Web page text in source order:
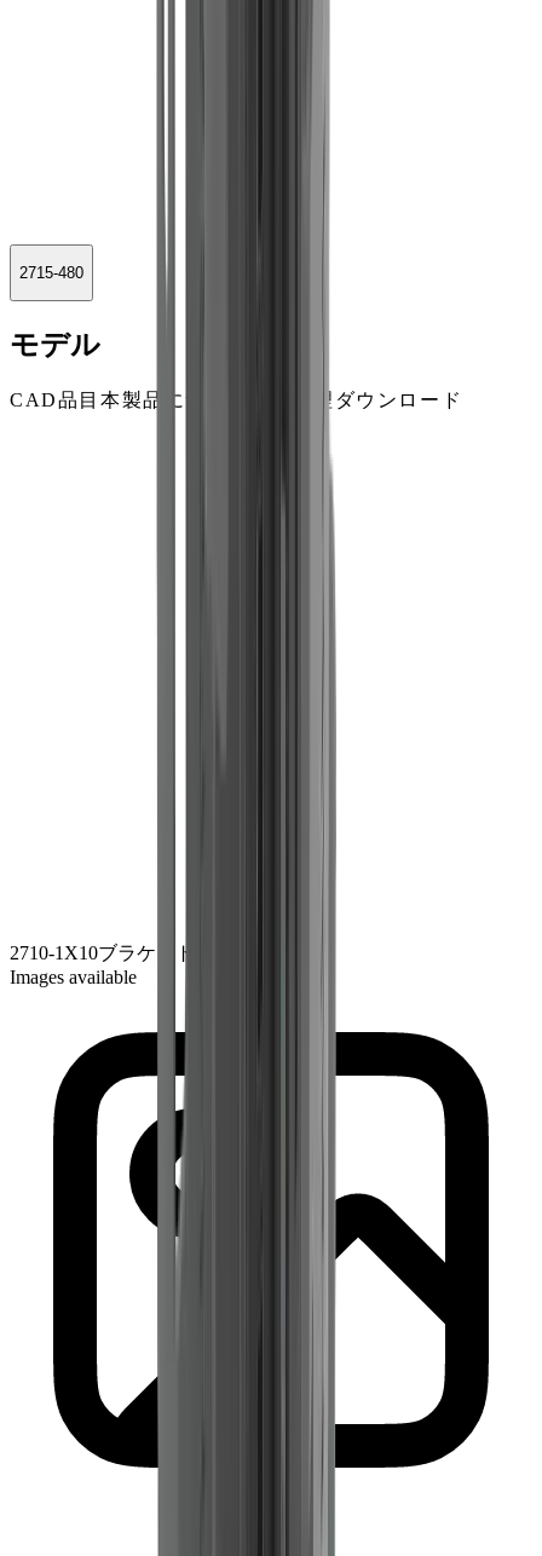
2715-480
モデル
CAD品目本製品について 表面処理 ダウンロード
2710-1 X10ブラケット
Images available